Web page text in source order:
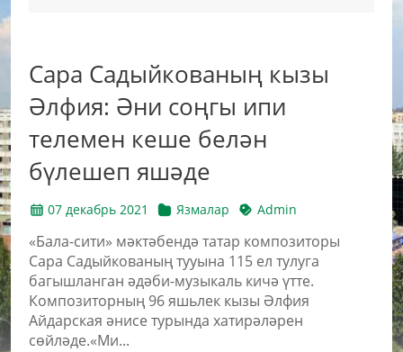
Сара Садыйкованың кызы
Әлфия: Әни соңгы ипи
телемен кеше белән
бүлешеп яшәде
07 декабрь 2021 Язмалар Admin
«Бала-сити» мәктәбендә татар композиторы
Сара Садыйкованың тууына 115 ел тулуга
багышланган әдәби-музыкаль кичә үтте.
Композиторның 96 яшьлек кызы Әлфия
Айдарская әнисе турында хатирәләрен
сөйләде.«Ми...